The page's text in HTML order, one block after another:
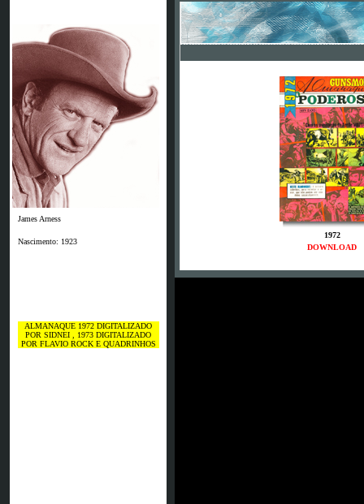
James Arness
Nascimento: 1923
ALMANAQUE 1972 DIGITALIZADO
POR SIDNEI , 1973 DIGITALIZADO
POR FLAVIO ROCK E QUADRINHOS
1972
DOWNLOAD